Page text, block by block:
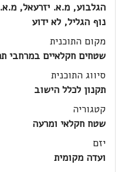
הגלבוע, מ.א. יזרעאל,
נוף הגליל, לא ידוע
מקום התוכנית
שטחים חקלאיים במרחבי
סיווג התוכנית
תקנון לכלל הישוב
קטגוריה
שטח חקלאי ומרעה
יזם
ועדה מקומית